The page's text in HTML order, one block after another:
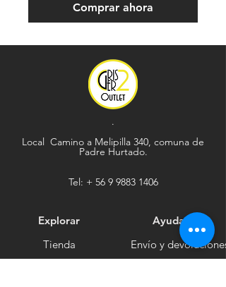
Comprar ahora
.
Local Camino a Melipilla 340, comuna de
Padre Hurtado.
Tel: + 56 9 9883 1406
Explorar
Tienda
Ayuda
Envío y devoluciones